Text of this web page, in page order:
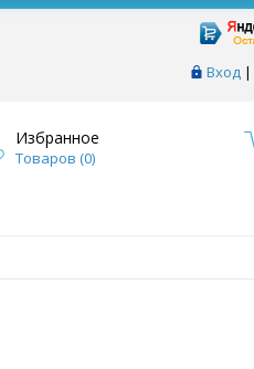
Вход |
Избранное
Товаров (0)